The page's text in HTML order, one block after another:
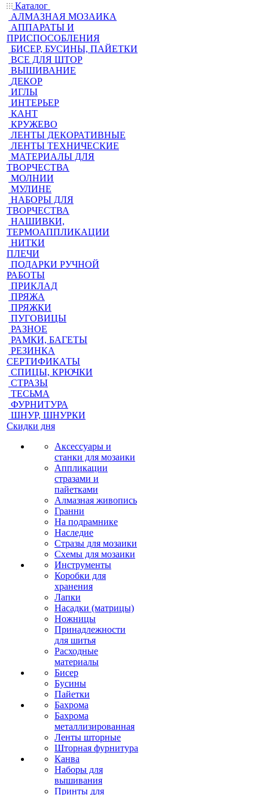
Каталог
АЛМАЗНАЯ МОЗАИКА
АППАРАТЫ И
ПРИСПОСОБЛЕНИЯ
БИСЕР, БУСИНЫ, ПАЙЕТКИ
ВСЕ ДЛЯ ШТОР
ВЫШИВАНИЕ
ДЕКОР
ИГЛЫ
ИНТЕРЬЕР
КАНТ
КРУЖЕВО
ЛЕНТЫ ДЕКОРАТИВНЫЕ
ЛЕНТЫ ТЕХНИЧЕСКИЕ
МАТЕРИАЛЫ ДЛЯ
ТВОРЧЕСТВА
МОЛНИИ
МУЛИНЕ
НАБОРЫ ДЛЯ
ТВОРЧЕСТВА
НАШИВКИ,
ТЕРМОАППЛИКАЦИИ
НИТКИ
ПЛЕЧИ
ПОДАРКИ РУЧНОЙ
РАБОТЫ
ПРИКЛАД
ПРЯЖА
ПРЯЖКИ
ПУГОВИЦЫ
РАЗНОЕ
РАМКИ, БАГЕТЫ
РЕЗИНКА
СЕРТИФИКАТЫ
СПИЦЫ, КРЮЧКИ
СТРАЗЫ
ТЕСЬМА
ФУРНИТУРА
ШНУР, ШНУРКИ
Скидки дня
Аксессуары и
станки для мозаики
Аппликации
стразами и
пайетками
Алмазная живопись
Гранни
На подрамнике
Наследие
Стразы для мозаики
Схемы для мозаики
Инструменты
Коробки для
хранения
Лапки
Насадки (матрицы)
Ножницы
Принадлежности
для шитья
Расходные
материалы
Бисер
Бусины
Пайетки
Бахрома
Бахрома
металлизированная
Ленты шторные
Шторная фурнитура
Канва
Наборы для
вышивания
Принты для